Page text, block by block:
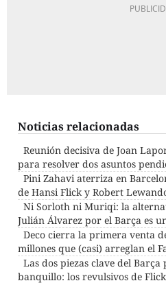
Noticias relacionadas
Reunión decisiva de Joan
para resolver dos asuntos
Pini Zahavi aterriza en
de Hansi Flick y Robert
Ni Sorloth ni Muriqi: la
Julián Álvarez por el Barça es
Deco cierra la primera venta
millones que (casi) arreglan el
Las dos piezas clave del
banquillo: los revulsivos de